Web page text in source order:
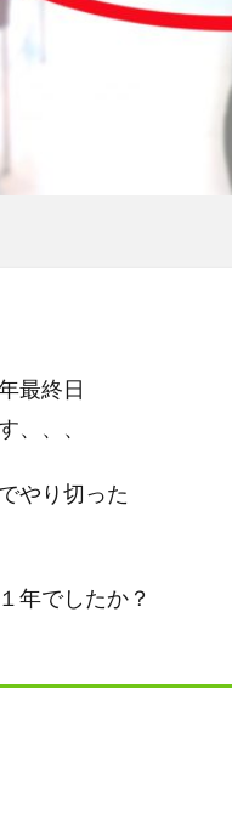
最終日
、、、
やり切った
年でしたか？